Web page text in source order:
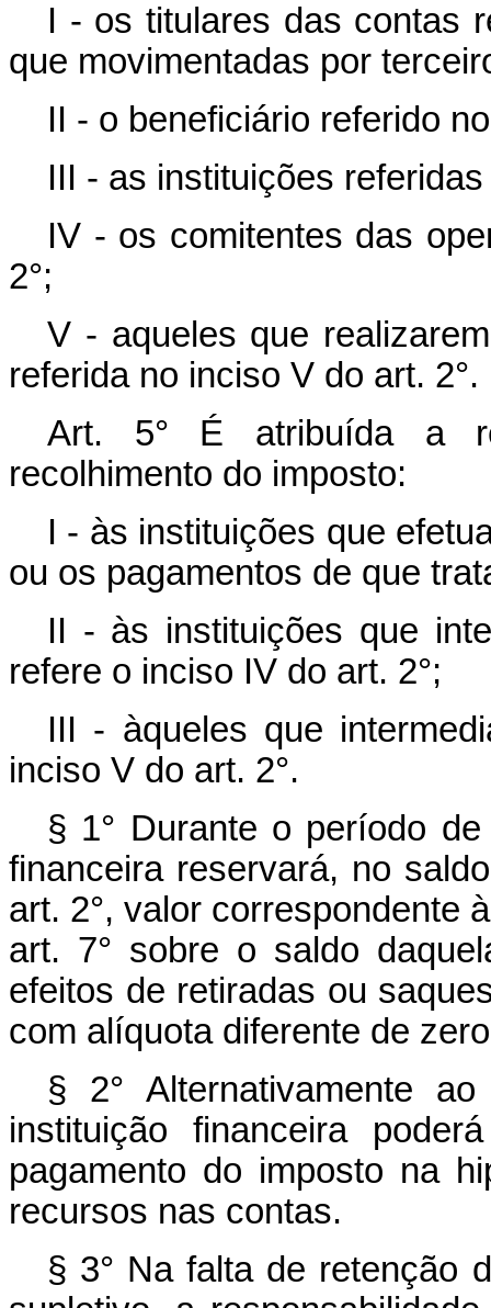
I - os titulares das contas
que movimentadas por
II - o beneficiário referido
III - as instituições
IV - os comitentes das
2°;
V - aqueles que
referida no inciso V do art. 2°.
Art. 5° É atribuída a
recolhimento do imposto:
I - às instituições que
ou os pagamentos de que
II - às instituições que
refere o inciso IV do art. 2°;
III - àqueles que
inciso V do art. 2°.
§ 1° Durante o período
financeira reservará, no
art. 2°, valor correspondente
art. 7° sobre o saldo
efeitos de retiradas ou
com alíquota diferente de
§ 2° Alternativamente
instituição financeira
pagamento do imposto na
recursos nas contas.
§ 3° Na falta de retenção